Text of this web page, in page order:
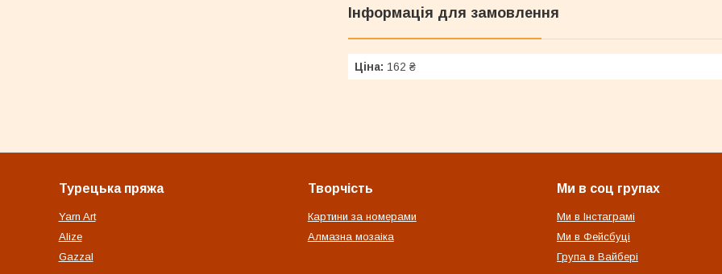
Інформація для замовлення
Ціна: 162 ₴
Турецька пряжа
Yarn Art
Alize
Gazzal
Творчість
Картини за номерами
Алмазна мозаіка
Ми в соц групах
Ми в Інстаграмі
Ми в Фейсбуці
Група в Вайбері